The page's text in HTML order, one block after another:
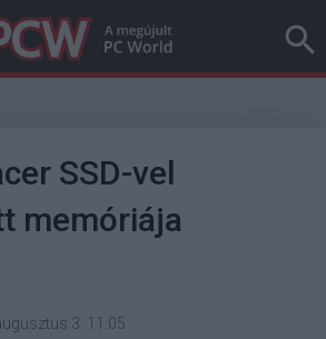
SSD-vel
memóriája
3. 11:05